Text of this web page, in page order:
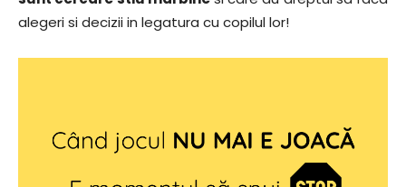
alegeri si decizii in legatura cu copilul lor!